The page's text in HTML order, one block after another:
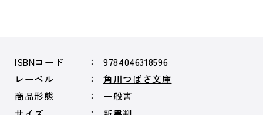
ISBNコード
9784046318596
レーベル
角川つばさ文庫
商品形態
一般書